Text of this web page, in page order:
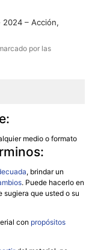
2024 – Acción,
por las
medio o formato
, brindar un
. Puede hacerlo en
sugiera que usted o su
con propósitos